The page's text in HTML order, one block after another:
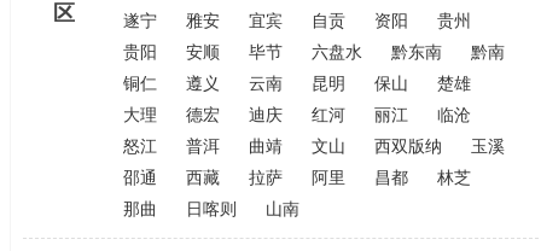
区
遂宁
雅安 宜宾 自贡 资阳
贵州
贵阳
安顺 毕节 六盘水 黔东南
黔南
铜仁
遵义 云南 昆明 保山
楚雄
大理
德宏 迪庆 红河 丽江
临沧
怒江
普洱 曲靖 文山 西双版纳
玉溪
邵通
西藏 拉萨 阿里 昌都
林芝
那曲
日喀则 山南